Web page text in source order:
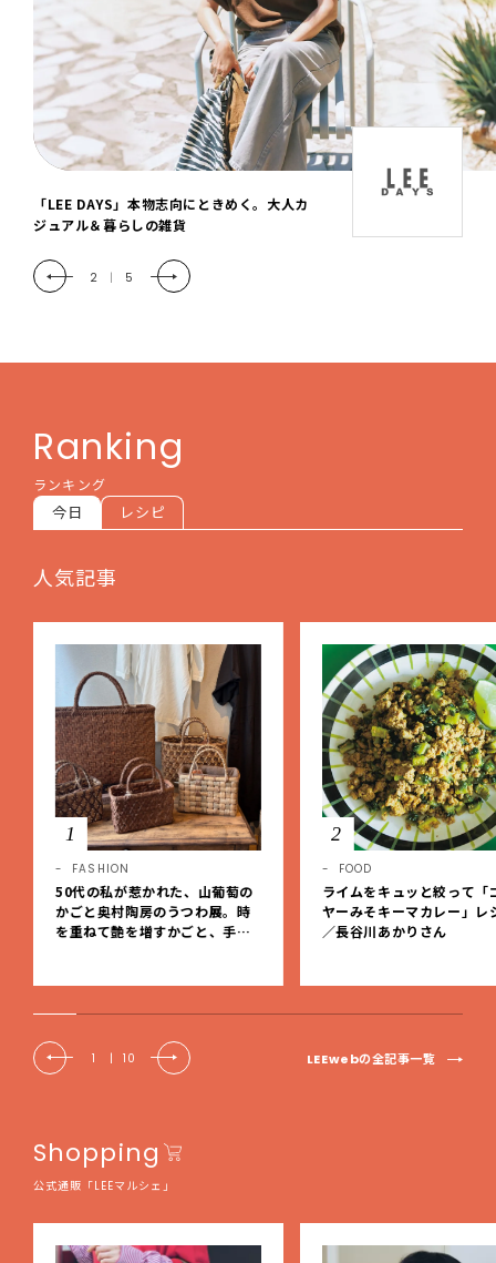
LEEおでかけ部
3 | 5
Ranking
ランキング
今日 レシピ
人気記事
1
FASHION
50代の私が惹かれた、山葡萄の
かごと奥村陶房のうつわ展。時
を重ねて艶を増すかごと、手仕
2
FOOD
ライムをキュッと絞って「
ヤーみそキーマカレー」レ
／長谷川あかりさん
1 | 10 LEEwebの全記事一覧
Shopping
公式通販「LEEマルシェ」